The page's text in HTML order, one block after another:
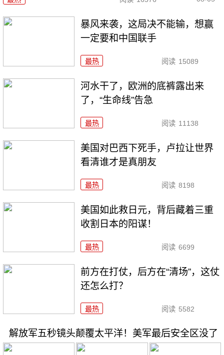
暴风来袭，这局决不能输，想赢
一定要和中国联手
最热 阅读 15089
河水干了，欧洲的底裤露出来
了，“生命线”告急
最热 阅读 11138
美国对巴西下死手，卢拉让世界
看清谁才是真朋友
最热 阅读 8198
美国如此救日元，背后藏着三重
收割日本的阳谋！
最热 阅读 6699
前方在打仗，后方在“清场”，这仗
还怎么打？
最热 阅读 5582
解放军五秒镜头颠覆太平洋！美军最后安全区没了